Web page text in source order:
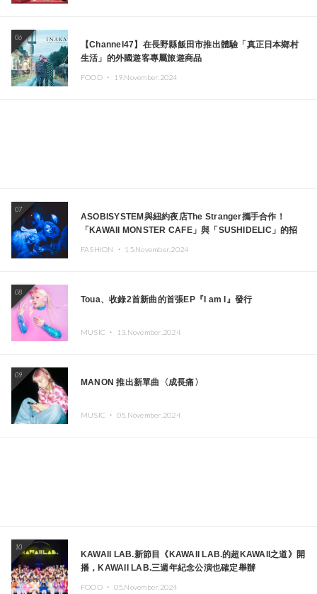
06
【Channel47】在長野縣飯田市推出體驗「真正日本鄉村
生活」的外國遊客專屬旅遊商品
FOOD ・ 19.November.2024
07
ASOBISYSTEM與紐約夜店The Stranger攜手合作！
「KAWAII MONSTER CAFE」與「SUSHIDELIC」的招
FASHION ・ 15.November.2024
08
Toua、收錄2首新曲的首張EP『I am I』發行
MUSIC ・ 13.November.2024
09
MANON 推出新單曲〈成長痛〉
MUSIC ・ 05.November.2024
10
KAWAII LAB.新節目《KAWAII LAB.的超KAWAII之道》開
播，KAWAII LAB.三週年紀念公演也確定舉辦
FOOD ・ 05.November.2024